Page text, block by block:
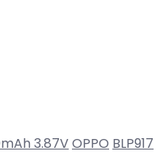
3.87VOPPO BLP917